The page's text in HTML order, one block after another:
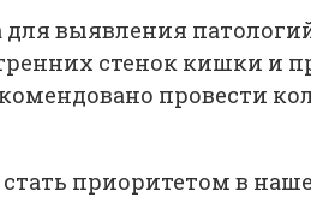
выявления
стенок кишки и
провести
стать приоритетом в